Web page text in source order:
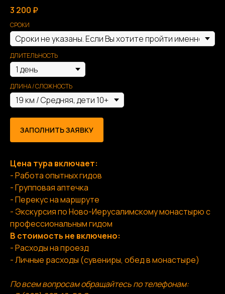
3 200 ₽
СРОКИ
ДЛИТЕЛЬНОСТЬ
ДЛИНА / СЛОЖНОСТЬ
ЗАПОЛНИТЬ ЗАЯВКУ
Цена тура включает:
- Работа опытных гидов
- Групповая аптечка
- Перекус на маршруте
- Экскурсия по Ново-Иерусалимскому монастырю с
профессиональным гидом
В стоимость не включено:
- Расходы на проезд
- Личные расходы (сувениры, обед в монастыре)
По всем вопросам обращайтесь по телефонам: